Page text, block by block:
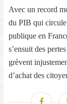
Avec un record
du PIB qui circule
publique en
s’ensuit des
grèvent
d’achat des